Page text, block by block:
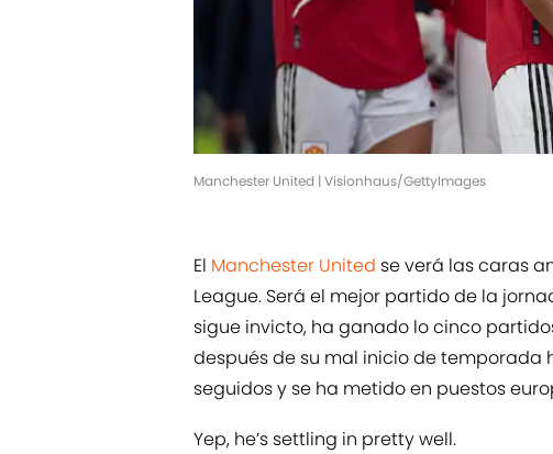
Manchester United | Visionhaus/GettyImages
El Manchester United se verá las caras
League. Será el mejor partido de la
sigue invicto, ha ganado lo cinco
después de su mal inicio de
seguidos y se ha metido en puestos
Yep, he’s settling in pretty well.